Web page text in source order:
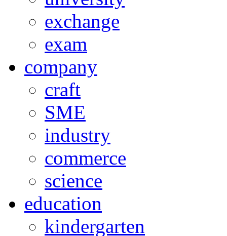
exchange
exam
company
craft
SME
industry
commerce
science
education
kindergarten